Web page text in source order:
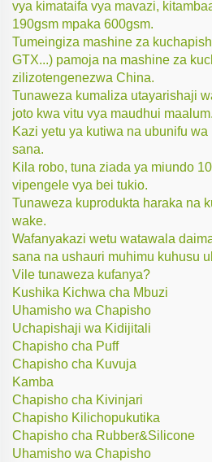
vya kimataifa vya mavazi,
190gsm mpaka 600gsm.
Tumeingiza mashine za
GTX...) pamoja na mashine za
zilizotengenezwa China.
Tunaweza kumaliza utayarishaji
joto kwa vitu vya maudhui maalum.
Kazi yetu ya kutiwa na ubunifu
sana.
Kila robo, tuna ziada ya miundo
vipengele vya bei tukio.
Tunaweza kuprodukta haraka na
wake.
Wafanyakazi wetu watawala
sana na ushauri muhimu kuhusu
Vile tunaweza kufanya?
Kushika Kichwa cha Mbuzi
Uhamisho wa Chapisho
Uchapishaji wa Kidijitali
Chapisho cha Puff
Chapisho cha Kuvuja
Kamba
Chapisho cha Kivinjari
Chapisho Kilichopukutika
Chapisho cha Rubber&Silicone
Uhamisho wa Chapisho